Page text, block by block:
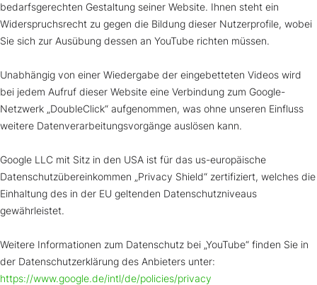
bedarfsgerechten Gestaltung seiner Website. Ihnen steht ein
Widerspruchsrecht zu gegen die Bildung dieser Nutzerprofile, wobei
Sie sich zur Ausübung dessen an YouTube richten müssen.
Unabhängig von einer Wiedergabe der eingebetteten Videos wird
bei jedem Aufruf dieser Website eine Verbindung zum Google-
Netzwerk „DoubleClick“ aufgenommen, was ohne unseren Einfluss
weitere Datenverarbeitungsvorgänge auslösen kann.
Google LLC mit Sitz in den USA ist für das us-europäische
Datenschutzübereinkommen „Privacy Shield“ zertifiziert, welches die
Einhaltung des in der EU geltenden Datenschutzniveaus
gewährleistet.
Weitere Informationen zum Datenschutz bei „YouTube“ finden Sie in
der Datenschutzerklärung des Anbieters unter:
https://www.google.de/intl/de/policies/privacy